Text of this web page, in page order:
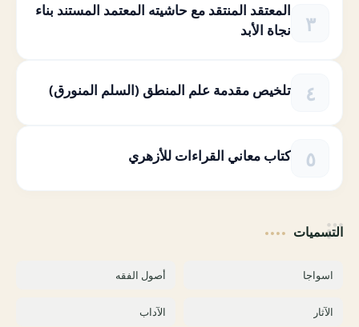
المعتقد المنتقد مع حاشيته المعتمد المستند بناء
نجاة الأبد
تلخيص مقدمة علم المنطق (السلم المنورق)
كتاب معاني القراءات للأزهري
التسميات